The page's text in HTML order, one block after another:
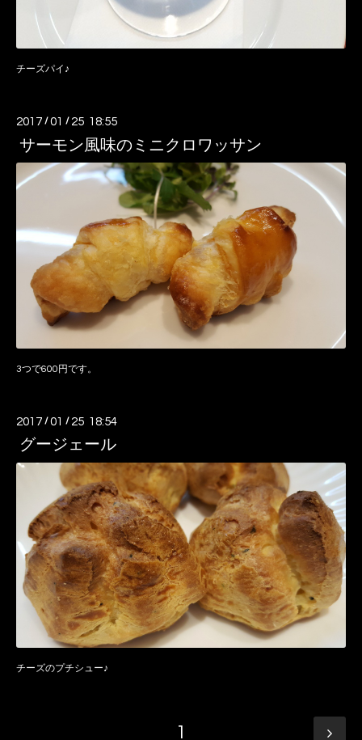
チーズパイ♪
2017 /01 / 25 18:55
サーモン風味のミニクロワッサン
3つで600円です。
2017 /01 / 25 18:54
グージェール
チーズのプチシュー♪
1